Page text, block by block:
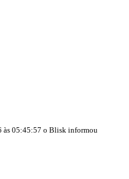
às 05:45:57 o Blisk informou